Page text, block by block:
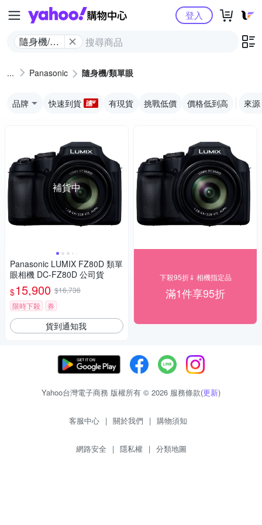
Yahoo購物中心
隨身機/類
登入
Panasonic 隨身機/類單眼
品牌 快速到貨 有現貨 挑戰低價 價格低到高 來源
補貨中
Panasonic LUMIX FZ80D 類單
眼相機 DC-FZ80D 公司貨
$15,900 $16,736
限時下殺
券
貨到通知我
下殺95折⇓ 相機指定品
滿1件享95折
Yahoo台灣電子商務 版權所有 © 2026 服務條款(更新)
客服中心 | 關於我們 | 購物須知
網路安全 | 隱私權 | 分類地圖